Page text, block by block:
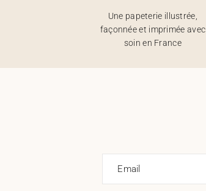
Une papeterie illustrée,
façonnée et imprimée avec
soin en France
Email